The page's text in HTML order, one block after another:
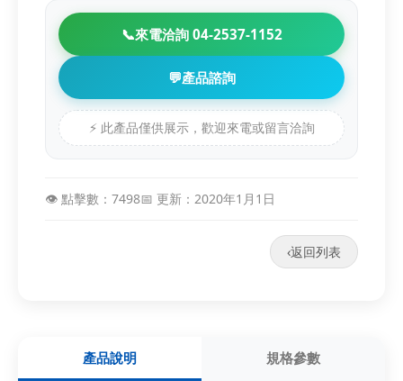
📞來電洽詢 04-2537-1152
💬產品諮詢
⚡ 此產品僅供展示，歡迎來電或留言洽詢
👁️ 點擊數：7498📅 更新：2020年1月1日
‹返回列表
產品說明 規格參數